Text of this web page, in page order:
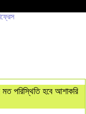
মত পরিস্থিতি হবে আশাকরি